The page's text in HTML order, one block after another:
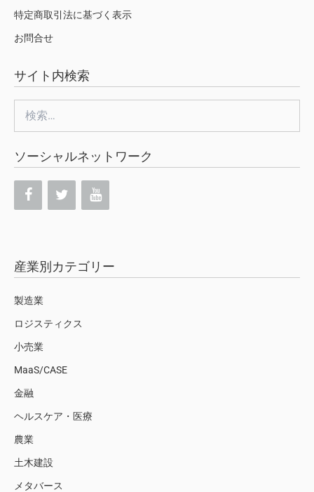
特定商取引法に基づく表示
お問合せ
サイト内検索
ソーシャルネットワーク
産業別カテゴリー
製造業
ロジスティクス
小売業
MaaS/CASE
金融
ヘルスケア・医療
農業
土木建設
メタバース